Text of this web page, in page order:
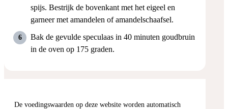
spijs. Bestrijk de bovenkant met het eigeel en
garneer met amandelen of amandelschaafsel.
Bak de gevulde speculaas in 40 minuten goudbruin
in de oven op 175 graden.
De voedingswaarden op deze website worden automatisch